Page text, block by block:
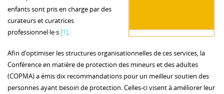
enfants sont pris en charge par des
curateurs et curatrices
professionnel·le·s [1].
Afin d’optimiser les structures organisationnelles de ces services, la
Conférence en matière de protection des mineurs et des adultes
(COPMA) a émis dix recommandations pour un meilleur soutien des
personnes ayant besoin de protection. Celles-ci visent à améliorer leur